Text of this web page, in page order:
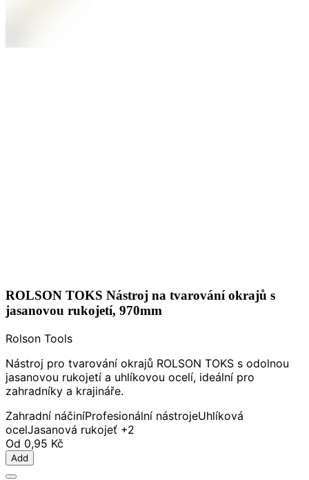
ROLSON TOKS Nástroj na tvarování okrajů s
jasanovou rukojetí, 970mm
Rolson Tools
Nástroj pro tvarování okrajů ROLSON TOKS s odolnou
jasanovou rukojetí a uhlíkovou ocelí, ideální pro
zahradníky a krajináře.
Zahradní náčiníProfesionální nástrojeUhlíková
ocelJasanová rukojeť +2
Od 0,95 Kč
Add